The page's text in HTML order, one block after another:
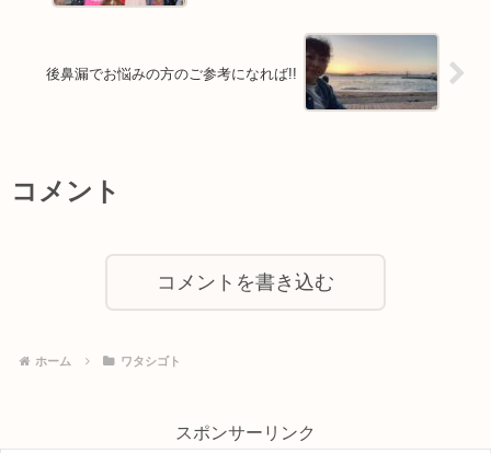
後鼻漏でお悩みの方のご参考になれば!!
コメント
コメントを書き込む
ホーム ワタシゴト
スポンサーリンク